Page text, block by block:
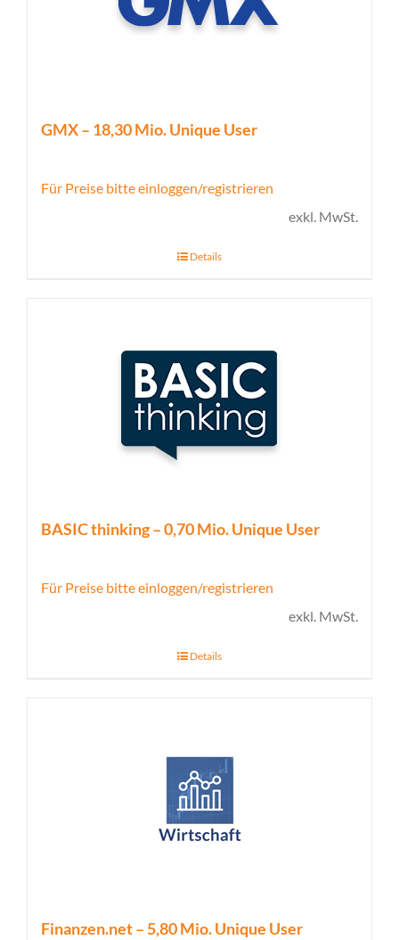
GMX – 18,30 Mio. Unique User
Für Preise bitte einloggen/registrieren
exkl. MwSt.
Details
BASIC thinking – 0,70 Mio. Unique User
Für Preise bitte einloggen/registrieren
exkl. MwSt.
Details
Finanzen.net – 5,80 Mio. Unique User